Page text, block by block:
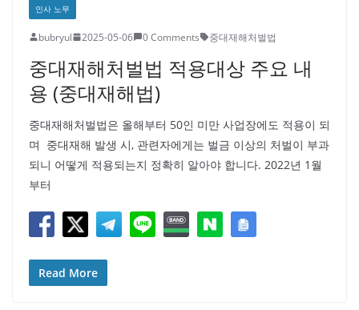
인사 노무
bubryul 2025-05-06 0 Comments 중대재해처벌법
중대재해처벌법 적용대상 주요 내
용 (중대재해법)
중대재해처벌법은 올해부터 50인 미만 사업장에도 적용이 되
며 중대재해 발생 시, 관련자에게는 벌금 이상의 처벌이 부과
되니 어떻게 적용되는지 정확히 알아야 합니다. 2022년 1월
부터
Read More